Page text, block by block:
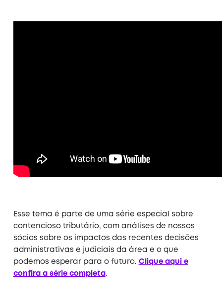
Esse tema é parte de uma série especial sobre
contencioso tributário, com análises de nossos
sócios sobre os impactos das recentes decisões
administrativas e judiciais da área e o que
podemos esperar para o futuro. Clique aqui e
confira a série completa .